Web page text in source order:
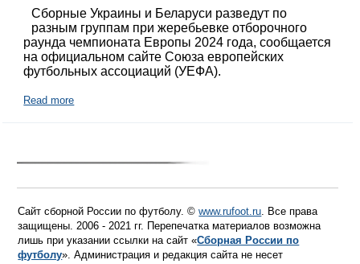
Сборные Украины и Беларуси разведут по
разным группам при жеребьевке отборочного
раунда чемпионата Европы 2024 года, сообщается
на официальном сайте Союза европейских
футбольных ассоциаций (УЕФА).
Read more
Сайт сборной России по футболу. ©www.rufoot.ru. Все права
защищены. 2006 - 2021 гг. Перепечатка материалов возможна
лишь при указании ссылки на сайт «Сборная России по
футболу». Администрация и редакция сайта не несет